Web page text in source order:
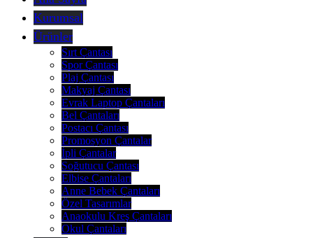
Kurumsal
Ürünler
Sırt Çantası
Spor Çantası
Plaj Çantası
Makyaj Çantası
Evrak Laptop Çantaları
Bel Çantaları
Postacı Çantası
Promosyon Çantalar
İpli Çantalar
Soğutucu Çantası
Elbise Çantaları
Anne Bebek Çantaları
Özel Tasarımlar
Anaokulu Kreş Çantaları
Okul Çantaları